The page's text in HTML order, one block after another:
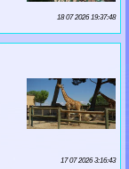
18 07 2026 19:37:48
17 07 2026 3:16:43